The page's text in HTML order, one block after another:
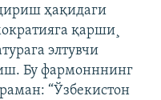
ҳақидаги
қарши¸
элтувчи
Бу фармонннинг
“Ўзбекистон